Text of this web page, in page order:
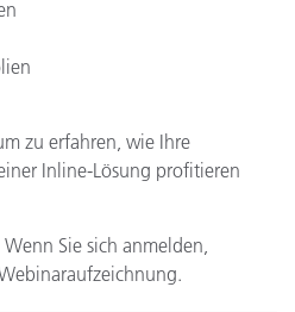
zu erfahren, wie Ihre
Inline-Lösung profitieren
Sie sich anmelden,